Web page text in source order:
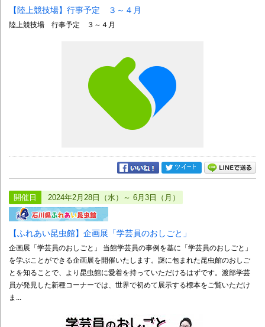
【陸上競技場】行事予定 ３～４月
陸上競技場 行事予定 ３～４月
開催日 2024年2月28日（水）～ 6月3日（月）
【ふれあい昆虫館】企画展「学芸員のおしごと」
企画展「学芸員のおしごと」 当館学芸員の事例を基に「学芸員のおしごと」
を学ぶことができる企画展を開催いたします。謎に包まれた昆虫館のおしご
とを知ることで、より昆虫館に愛着を持っていただけるはずです。渡部学芸
員が発見した新種コーナーでは、世界で初めて展示する標本をご覧いただけ
ま...